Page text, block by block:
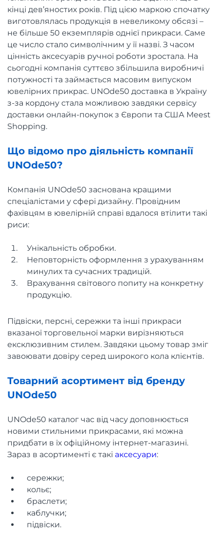
кінці дев’яностих років. Під цією маркою спочатку
виготовлялась продукція в невеликому обсязі –
не більше 50 екземплярів однієї прикраси. Саме
це число стало символічним у її назві. З часом
цінність аксесуарів ручної роботи зростала. На
сьогодні компанія суттєво збільшила виробничі
потужності та займається масовим випуском
ювелірних прикрас. UNOde50 доставка в Україну
з-за кордону стала можливою завдяки сервісу
доставки онлайн-покупок з Європи та США Meest
Shopping.
Що відомо про діяльність компанії
UNOde50?
Компанія UNOde50 заснована кращими
спеціалістами у сфері дизайну. Провідним
фахівцям в ювелірній справі вдалося втілити такі
риси:
Унікальність обробки.
Неповторність оформлення з урахуванням
минулих та сучасних традицій.
Врахування світового попиту на конкретну
продукцію.
Підвіски, персні, сережки та інші прикраси
вказаної торговельної марки вирізняються
ексклюзивним стилем. Завдяки цьому товар зміг
завоювати довіру серед широкого кола клієнтів.
Товарний асортимент від бренду
UNOde50
UNOde50 каталог час від часу доповнюється
новими стильними прикрасами, які можна
придбати в їх офіційному інтернет-магазині.
Зараз в асортименті є такі аксесуари:
сережки;
кольє;
браслети;
каблучки;
підвіски.